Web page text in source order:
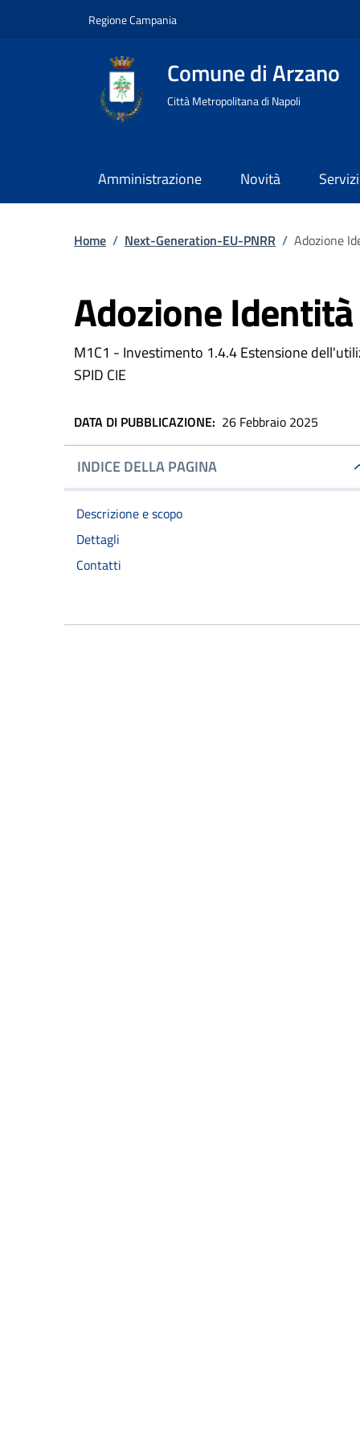
Regione Campania
Comune di Arzano
Città Metropolitana di Napoli
Amministrazione Novità Servizi
Home / Next-Generation-EU-PNRR / Adozione
Adozione
M1C1 - Investimento 1.4.4 Estensione
SPID CIE
DATA DI PUBBLICAZIONE: 26 Febbraio 2025
INDICE DELLA PAGINA
Descrizione e scopo
Dettagli
Contatti